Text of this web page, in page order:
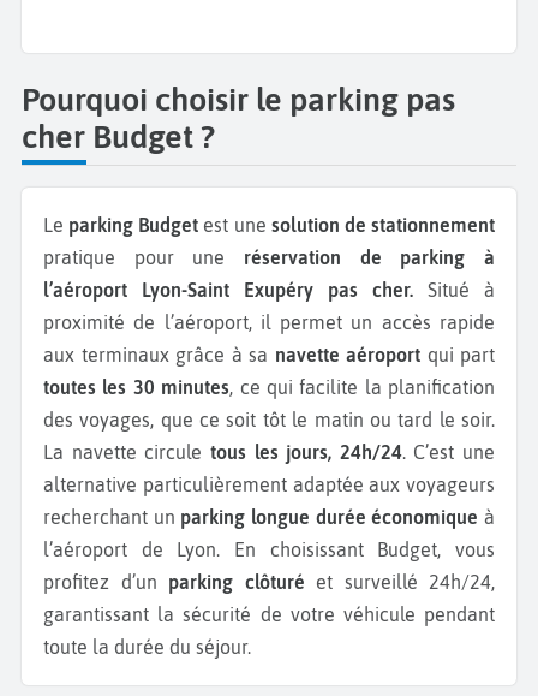
Pourquoi choisir le parking pas
cher Budget ?
Le parking Budget est une solution de stationnement
pratique pour une réservation de parking à
l’aéroport Lyon-Saint Exupéry pas cher. Situé à
proximité de l’aéroport, il permet un accès rapide
aux terminaux grâce à sa navette aéroport qui part
toutes les 30 minutes , ce qui facilite la planification
des voyages, que ce soit tôt le matin ou tard le soir.
La navette circule tous les jours, 24h/24. C’est une
alternative particulièrement adaptée aux voyageurs
recherchant un parking longue durée économiqueà
l’aéroport de Lyon. En choisissant Budget, vous
profitez d’un parking clôturé et surveillé 24h/24,
garantissant la sécurité de votre véhicule pendant
toute la durée du séjour.